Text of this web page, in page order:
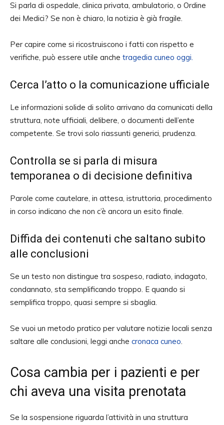
Si parla di ospedale, clinica privata, ambulatorio, o Ordine
dei Medici? Se non è chiaro, la notizia è già fragile.
Per capire come si ricostruiscono i fatti con rispetto e
verifiche, può essere utile anche tragedia cuneo oggi.
Cerca l’atto o la comunicazione ufficiale
Le informazioni solide di solito arrivano da comunicati della
struttura, note ufficiali, delibere, o documenti dell’ente
competente. Se trovi solo riassunti generici, prudenza.
Controlla se si parla di misura
temporanea o di decisione definitiva
Parole come cautelare, in attesa, istruttoria, procedimento
in corso indicano che non c’è ancora un esito finale.
Diffida dei contenuti che saltano subito
alle conclusioni
Se un testo non distingue tra sospeso, radiato, indagato,
condannato, sta semplificando troppo. E quando si
semplifica troppo, quasi sempre si sbaglia.
Se vuoi un metodo pratico per valutare notizie locali senza
saltare alle conclusioni, leggi anche cronaca cuneo.
Cosa cambia per i pazienti e per
chi aveva una visita prenotata
Se la sospensione riguarda l’attività in una struttura